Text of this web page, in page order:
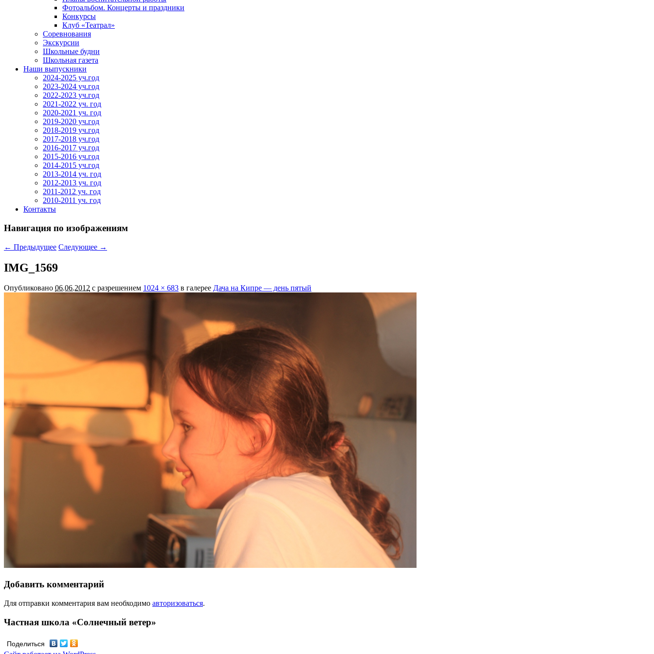
Фотоальбом. Концерты и праздники
Конкурсы
Клуб «Театрал»
Соревнования
Экскурсии
Школьные будни
Школьная газета
Наши выпускники
2024-2025 уч.год
2023-2024 уч.год
2022-2023 уч.год
2021-2022 уч. год
2020-2021 уч. год
2019-2020 уч.год
2018-2019 уч.год
2017-2018 уч.год
2016-2017 уч.год
2015-2016 уч.год
2014-2015 уч.год
2013-2014 уч. год
2012-2013 уч. год
2011-2012 уч. год
2010-2011 уч. год
Контакты
Навигация по изображениям
← Предыдущее Следующее →
IMG_1569
Опубликовано 06.06.2012 с разрешением 1024 × 683 в галерее Дача на Кипре — день пятый
Добавить комментарий
Для отправки комментария вам необходимо авторизоваться.
Частная школа «Солнечный ветер»
Поделиться